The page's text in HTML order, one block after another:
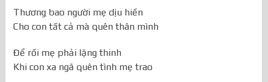
Thương bao người mẹ dịu hiền
Cho con tất cả mà quên thân mình
Để rồi mẹ phải lặng thinh
Khi con xa ngã quên tình mẹ trao